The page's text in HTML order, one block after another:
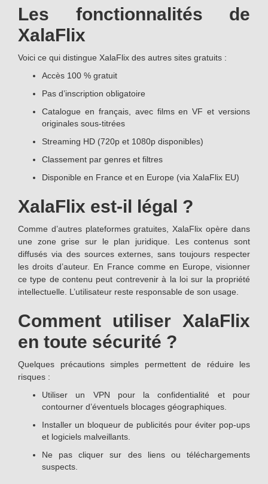
Les fonctionnalités de
XalaFlix
Voici ce qui distingue XalaFlix des autres sites gratuits :
Accès 100 % gratuit
Pas d’inscription obligatoire
Catalogue en français, avec films en VF et versions
originales sous-titrées
Streaming HD (720p et 1080p disponibles)
Classement par genres et filtres
Disponible en France et en Europe (via XalaFlix EU)
XalaFlix est-il légal ?
Comme d’autres plateformes gratuites, XalaFlix opère dans
une zone grise sur le plan juridique. Les contenus sont
diffusés via des sources externes, sans toujours respecter
les droits d’auteur. En France comme en Europe, visionner
ce type de contenu peut contrevenir à la loi sur la propriété
intellectuelle. L’utilisateur reste responsable de son usage.
Comment utiliser XalaFlix
en toute sécurité ?
Quelques précautions simples permettent de réduire les
risques :
Utiliser un VPN pour la confidentialité et pour
contourner d’éventuels blocages géographiques.
Installer un bloqueur de publicités pour éviter pop-ups
et logiciels malveillants.
Ne pas cliquer sur des liens ou téléchargements
suspects.